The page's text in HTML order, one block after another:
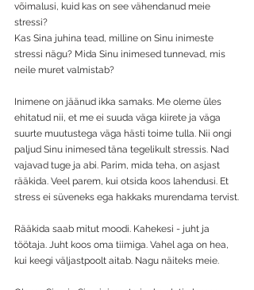
võimalusi, kuid kas on see vähendanud meie
stressi?
Kas Sina juhina tead, milline on Sinu inimeste
stressi nägu? Mida Sinu inimesed tunnevad, mis
neile muret valmistab?
Inimene on jäänud ikka samaks. Me oleme üles
ehitatud nii, et me ei suuda väga kiirete ja väga
suurte muutustega väga hästi toime tulla. Nii ongi
paljud Sinu inimesed täna tegelikult stressis. Nad
vajavad tuge ja abi. Parim, mida teha, on asjast
rääkida. Veel parem, kui otsida koos lahendusi. Et
stress ei süveneks ega hakkaks murendama tervist.
Rääkida saab mitut moodi. Kahekesi - juht ja
töötaja. Juht koos oma tiimiga. Vahel aga on hea,
kui keegi väljastpoolt aitab. Nagu näiteks meie.